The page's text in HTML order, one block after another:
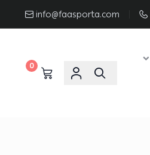
info@faasporta.com
0